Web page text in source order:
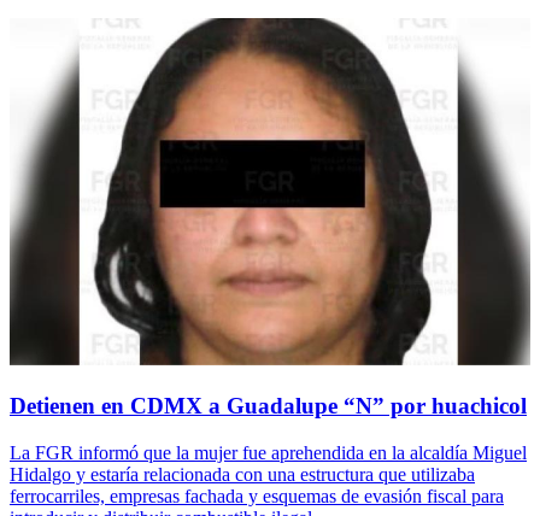
Detienen en CDMX a Guadalupe “N” por huachicol
La FGR informó que la mujer fue aprehendida en la alcaldía Miguel
Hidalgo y estaría relacionada con una estructura que utilizaba
ferrocarriles, empresas fachada y esquemas de evasión fiscal para